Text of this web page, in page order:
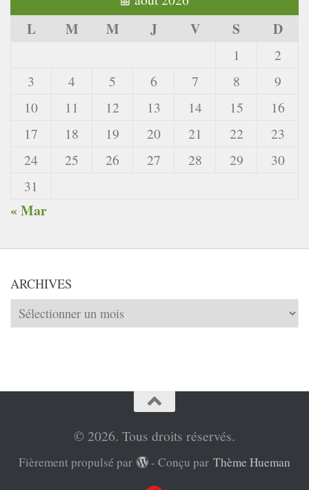
L M M J V S D
1
2
3
4 5 6 7 8
9
10
11 12 13 14 15
16
17
18 19 20 21 22
23
24
25 26 27 28 29
30
31
« Mar
ARCHIVES
Archives
© 2026. Tous droits réservés.
Fièrement propulsé par - Conçu parThème Hueman